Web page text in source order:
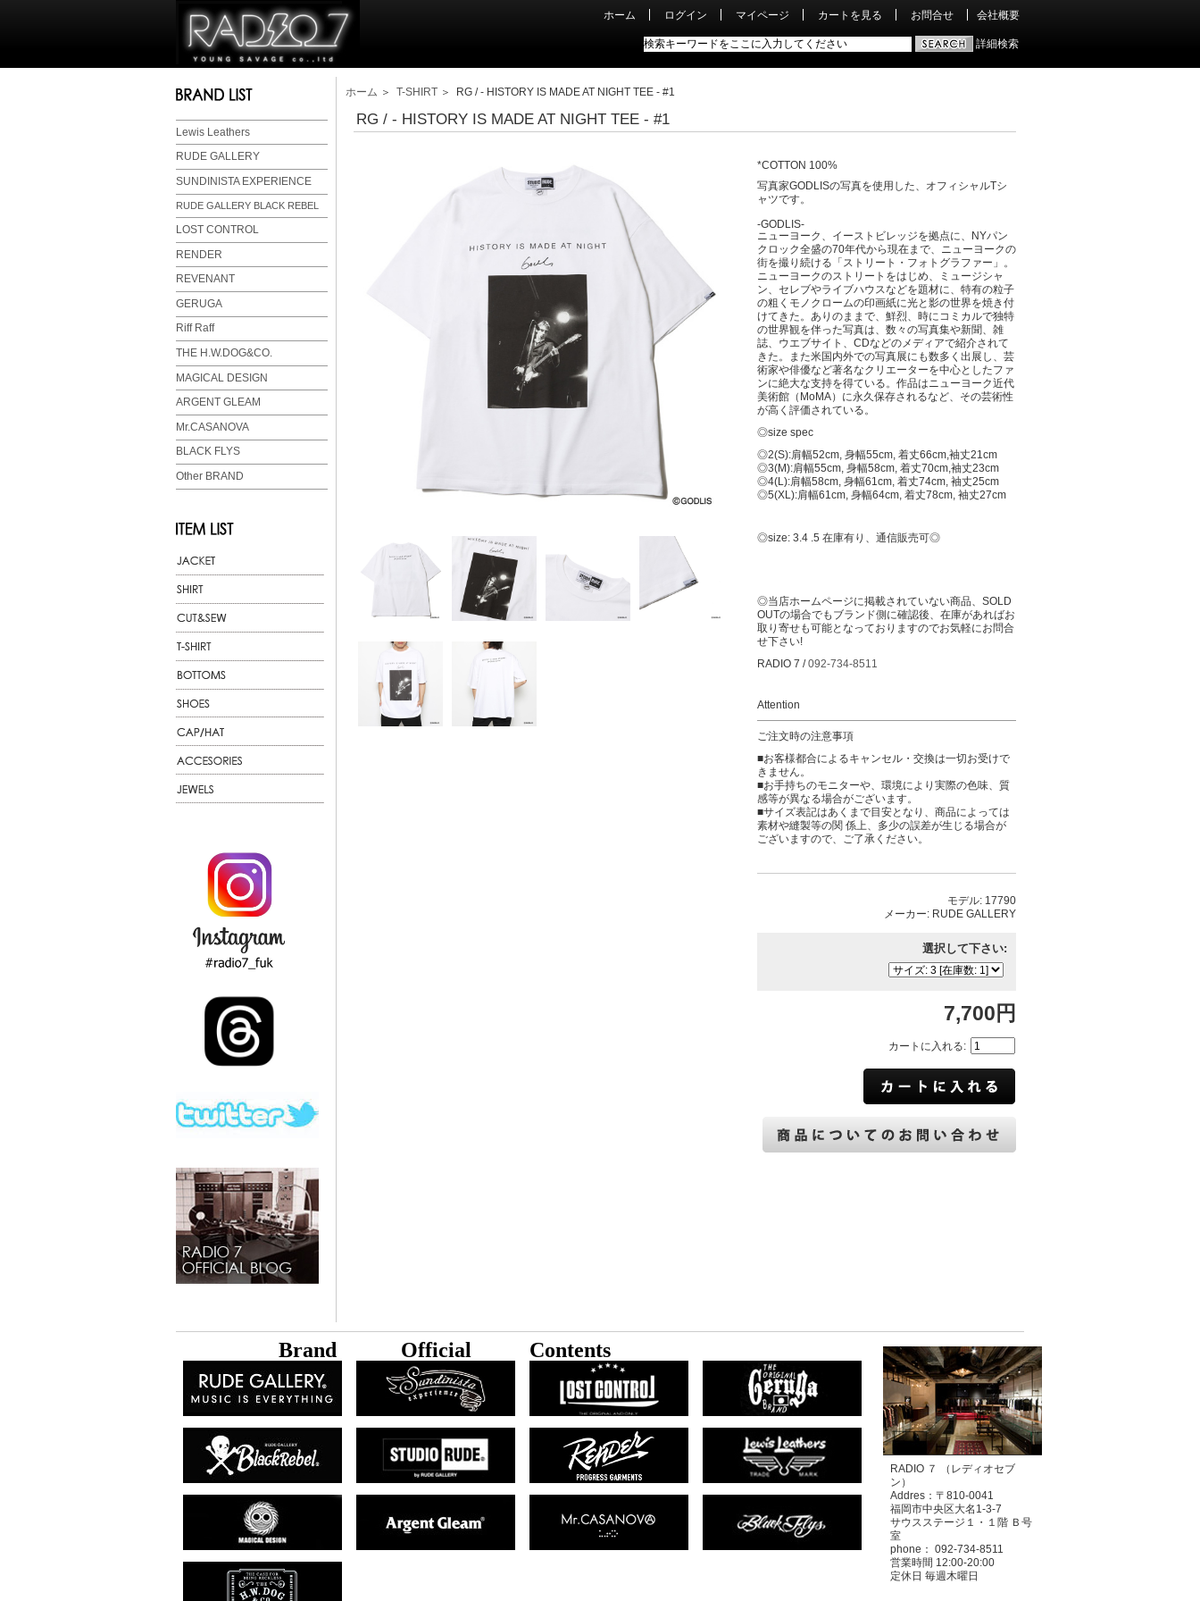
ホーム ログイン マイページ カートを見る お問合せ 会社概要
詳細検索
Lewis Leathers
RUDE GALLERY
SUNDINISTA EXPERIENCE
RUDE GALLERY BLACK REBEL
LOST CONTROL
RENDER
REVENANT
GERUGA
Riff Raff
THE H.W.DOG&CO.
MAGICAL DESIGN
ARGENT GLEAM
Mr.CASANOVA
BLACK FLYS
Other BRAND
ホーム ＞ T-SHIRT ＞ RG / - HISTORY IS MADE AT NIGHT TEE - #1
RG / - HISTORY IS MADE AT NIGHT TEE - #1
*COTTON 100%
写真家GODLISの写真を使用した、オフィシャルTシ
ャツです。
-GODLIS-
ニューヨーク、イーストビレッジを拠点に、NYパン
クロック全盛の70年代から現在まで、ニューヨークの
街を撮り続ける「ストリート・フォトグラファー」。
ニューヨークのストリートをはじめ、ミュージシャ
ン、セレブやライブハウスなどを題材に、特有の粒子
の粗くモノクロームの印画紙に光と影の世界を焼き付
けてきた。ありのままで、鮮烈、時にコミカルで独特
の世界観を伴った写真は、数々の写真集や新聞、雑
誌、ウエブサイト、CDなどのメディアで紹介されて
きた。また米国内外での写真展にも数多く出展し、芸
術家や俳優など著名なクリエーターを中心としたファ
ンに絶大な支持を得ている。作品はニューヨーク近代
美術館（MoMA）に永久保存されるなど、その芸術性
が高く評価されている。
◎size spec
◎2(S):肩幅52cm, 身幅55cm, 着丈66cm,袖丈21cm
◎3(M):肩幅55cm, 身幅58cm, 着丈70cm,袖丈23cm
◎4(L):肩幅58cm, 身幅61cm, 着丈74cm, 袖丈25cm
◎5(XL):肩幅61cm, 身幅64cm, 着丈78cm, 袖丈27cm
◎size: 3.4 .5 在庫有り、通信販売可◎
◎当店ホームページに掲載されていない商品、SOLD
OUTの場合でもブランド側に確認後、在庫があればお
取り寄せも可能となっておりますのでお気軽にお問合
せ下さい!
RADIO 7 /092-734-8511
Attention
ご注文時の注意事項
■お客様都合によるキャンセル・交換は一切お受けで
きません。
■お手持ちのモニターや、環境により実際の色味、質
感等が異なる場合がございます。
■サイズ表記はあくまで目安となり、商品によっては
素材や縫製等の関 係上、多少の誤差が生じる場合が
ございますので、ご了承ください。
モデル: 17790
メーカー: RUDE GALLERY
選択して下さい:
7,700円
カートに入れる:
Brand Official Contents
RADIO ７ （レディオセブ
ン）
Addres：〒810-0041
福岡市中央区大名1-3-7
サウスステージ１・１階 Ｂ号
室
phone： 092-734-8511
営業時間 12:00-20:00
定休日 毎週木曜日